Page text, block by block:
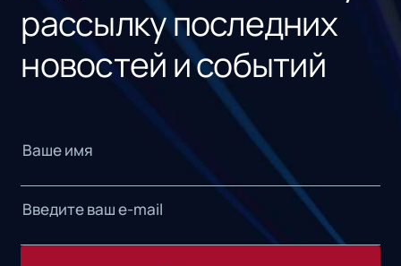
рассылку последних
новостей и событий